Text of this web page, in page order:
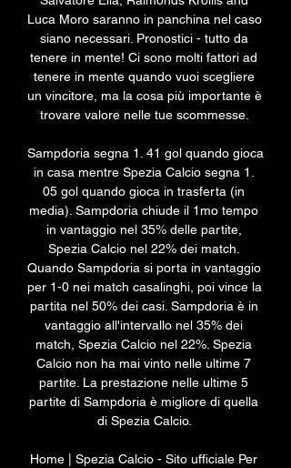
Luca Moro saranno in panchina nel caso
siano necessari. Pronostici - tutto da
tenere in mente! Ci sono molti fattori ad
tenere in mente quando vuoi scegliere
un vincitore, ma la cosa più importante è
trovare valore nelle tue scommesse.
Sampdoria segna 1. 41 gol quando gioca
in casa mentre Spezia Calcio segna 1.
05 gol quando gioca in trasferta (in
media). Sampdoria chiude il 1mo tempo
in vantaggio nel 35% delle partite,
Spezia Calcio nel 22% dei match.
Quando Sampdoria si porta in vantaggio
per 1-0 nei match casalinghi, poi vince la
partita nel 50% dei casi. Sampdoria è in
vantaggio all'intervallo nel 35% dei
match, Spezia Calcio nel 22%. Spezia
Calcio non ha mai vinto nelle ultime 7
partite. La prestazione nelle ultime 5
partite di Sampdoria è migliore di quella
di Spezia Calcio.
Home | Spezia Calcio - Sito ufficiale Per